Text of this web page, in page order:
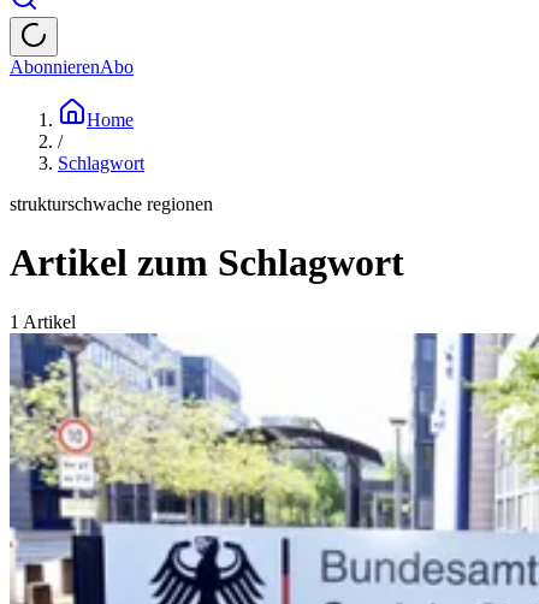
AbonnierenAbo
Home
/
Schlagwort
strukturschwache regionen
Artikel zum Schlagwort
1 Artikel